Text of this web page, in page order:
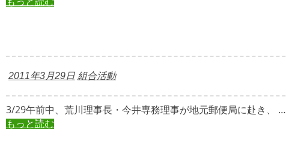
2011年3月29日 組合活動
3/29午前中、荒川理事長・今井専務理事が地元郵便局に赴き、 …
もっと読む